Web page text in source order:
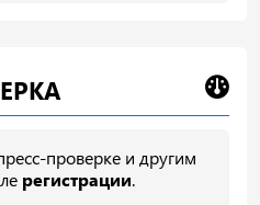
проверке и другим
регистрации.